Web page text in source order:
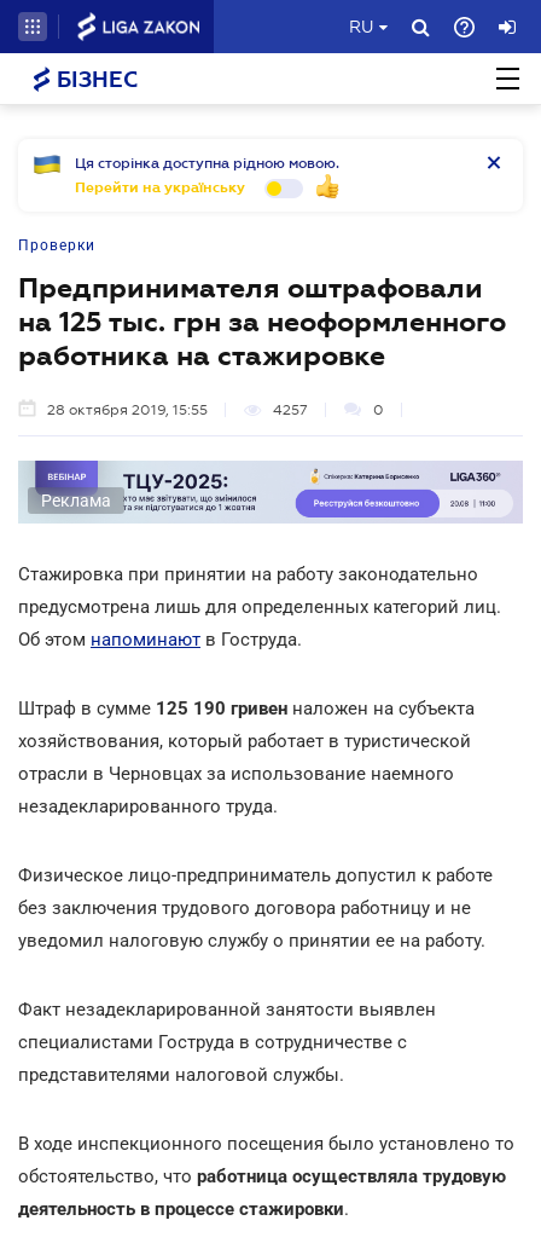
RU
БІЗНЕС
Ця сторінка доступна рідною мовою.
Перейти на українську
Проверки
Предпринимателя оштрафовали
на 125 тыс. грн за неоформленного
работника на стажировке
28 октября 2019, 15:55 4257 0
Реклама
Стажировка при принятии на работу законодательно
предусмотрена лишь для определенных категорий лиц.
Об этом напоминают в Гоструда.
Штраф в сумме 125 190 гривен наложен на субъекта
хозяйствования, который работает в туристической
отрасли в Черновцах за использование наемного
незадекларированного труда.
Физическое лицо-предприниматель допустил к работе
без заключения трудового договора работницу и не
уведомил налоговую службу о принятии ее на работу.
Факт незадекларированной занятости выявлен
специалистами Гоструда в сотрудничестве с
представителями налоговой службы.
В ходе инспекционного посещения было установлено то
обстоятельство, что работница осуществляла трудовую
деятельность в процессе стажировки.